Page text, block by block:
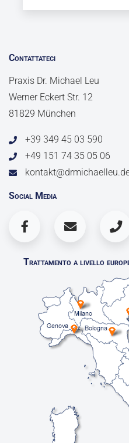
Contattateci
Praxis Dr. Michael Leu
Werner Eckert Str. 12
81829 München
+39 349 45 03 590
+49 151 74 35 05 06
Social Media
Trattamento a livello